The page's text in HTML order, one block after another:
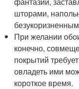
шторами,
При желании
конечно,
покрытий
овладеть ими
короткое время.